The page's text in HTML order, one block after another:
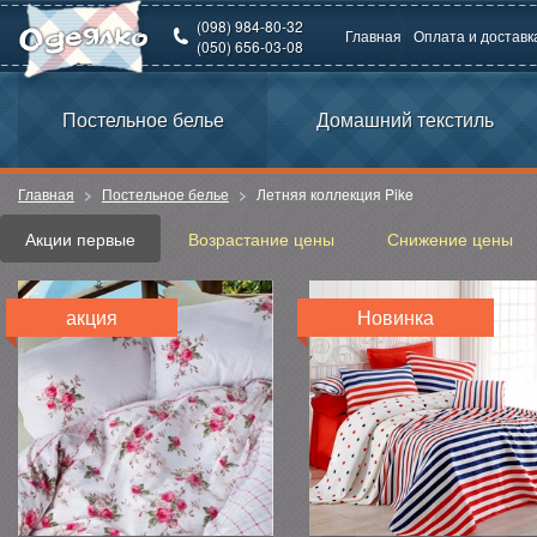
(098) 984-80-32
(050) 656-03-08
Главная Оплата и
Постельное белье Домашний текстиль
Главная Постельное белье Летняя коллекция Pike
Акции первые Возрастание цены Снижение цены
акция Новинка